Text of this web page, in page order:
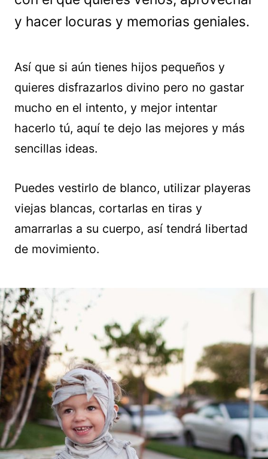
y hacer locuras y memorias geniales.
Así que si aún tienes hijos pequeños y
quieres disfrazarlos divino pero no gastar
mucho en el intento, y mejor intentar
hacerlo tú, aquí te dejo las mejores y más
sencillas ideas.
Puedes vestirlo de blanco, utilizar playeras
viejas blancas, cortarlas en tiras y
amarrarlas a su cuerpo, así tendrá libertad
de movimiento.